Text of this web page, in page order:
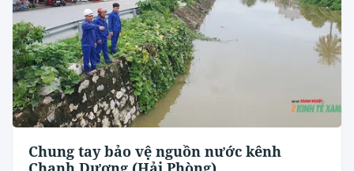
Chung tay bảo vệ nguồn nước kênh